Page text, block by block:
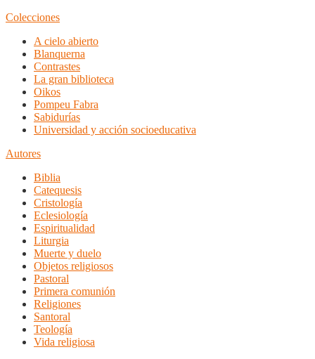
Colecciones
A cielo abierto
Blanquerna
Contrastes
La gran biblioteca
Oikos
Pompeu Fabra
Sabidurías
Universidad y acción socioeducativa
Autores
Biblia
Catequesis
Cristología
Eclesiología
Espiritualidad
Liturgia
Muerte y duelo
Objetos religiosos
Pastoral
Primera comunión
Religiones
Santoral
Teología
Vida religiosa